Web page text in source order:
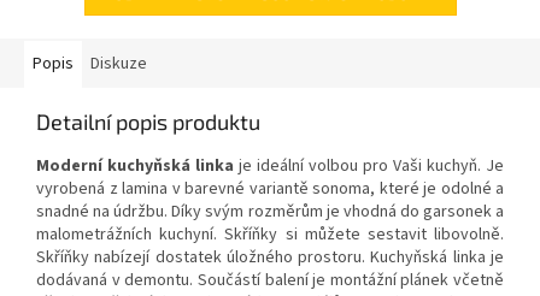
Popis Diskuze
Detailní popis produktu
Moderní kuchyňská linka je ideální volbou pro Vaši kuchyň. Je
vyrobená z lamina v barevné variantě sonoma, které je odolné a
snadné na údržbu. Díky svým rozměrům je vhodná do garsonek a
malometrážních kuchyní. Skříňky si můžete sestavit libovolně.
Skříňky nabízejí dostatek úložného prostoru. Kuchyňská linka je
dodávaná v demontu. Součástí balení je montážní plánek včetně